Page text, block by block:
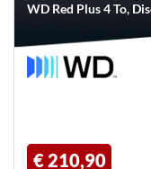
WD Red Plus 4 To,
€ 210,90